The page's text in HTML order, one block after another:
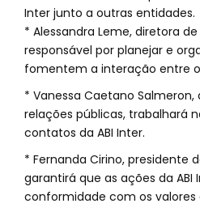
Inter junto a outras entidades.
* Alessandra Leme, diretora
responsável por planejar e
fomentem a interação entre
* Vanessa Caetano
relações públicas, trabalhará
contatos da ABI Inter.
* Fernanda Cirino, presidente
garantirá que as ações da
conformidade com os valores